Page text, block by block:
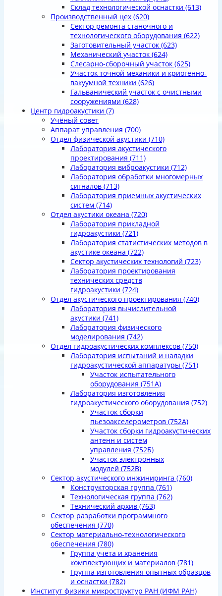
Склад технологической оснастки (613)
Производственный цех (620)
Сектор ремонта станочного и
технологического оборудования (622)
Заготовительный участок (623)
Механический участок (624)
Слесарно-сборочный участок (625)
Участок точной механики и криогенно-
вакуумной техники (626)
Гальванический участок с очистными
сооружениями (628)
Центр гидроакустики (7)
Учёный совет
Аппарат управления (700)
Отдел физической акустики (710)
Лаборатория акустического
проектирования (711)
Лаборатория виброакустики (712)
Лаборатория обработки многомерных
сигналов (713)
Лаборатория приемных акустических
систем (714)
Отдел акустики океана (720)
Лаборатория прикладной
гидроакустики (721)
Лаборатория статистических методов в
акустике океана (722)
Сектор акустических технологий (723)
Лаборатория проектирования
технических средств
гидроакустики (724)
Отдел акустического проектирования (740)
Лаборатория вычислительной
акустики (741)
Лаборатория физического
моделирования (742)
Отдел гидроакустических комплексов (750)
Лаборатория испытаний и наладки
гидроакустической аппаратуры (751)
Участок испытательного
оборудования (751А)
Лаборатория изготовления
гидроакустического оборудования (752)
Участок сборки
пьезоакселерометров (752А)
Участок сборки гидроакустических
антенн и систем
управления (752Б)
Участок электронных
модулей (752В)
Сектор акустического инжиниринга (760)
Конструкторская группа (761)
Технологическая группа (762)
Технический архив (763)
Сектор разработки программного
обеспечения (770)
Сектор материально-технологического
обеспечения (780)
Группа учета и хранения
комплектующих и материалов (781)
Группа изготовления опытных образцов
и оснастки (782)
Институт физики микроструктур РАН (ИФМ РАН)